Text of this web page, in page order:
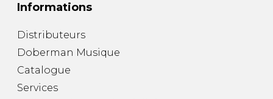
Informations
Distributeurs
Doberman Musique
Catalogue
Services